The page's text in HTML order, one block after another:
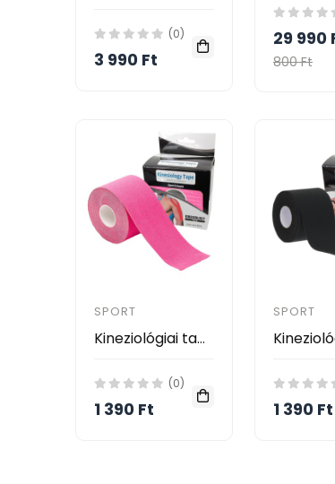
(0)
3 990 Ft
29 990
800 Ft
SPORT
Kineziológiai tapasz, pink, 5 cm x 5 m
(0)
1 390 Ft
SPORT
1 390 Ft